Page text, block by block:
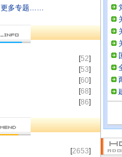
更多专题……
[52]
[53]
[60]
[68]
[86]
[2653]